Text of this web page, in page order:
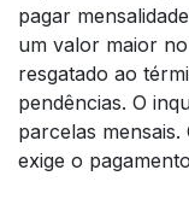
pagar
um valor maior
resgatado ao
pendências. O
parcelas
exige o